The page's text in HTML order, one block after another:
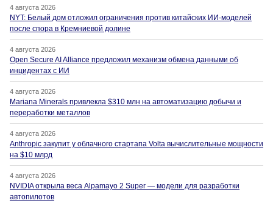
4 августа 2026
NYT: Белый дом отложил ограничения против китайских ИИ-моделей
после спора в Кремниевой долине
4 августа 2026
Open Secure AI Alliance предложил механизм обмена данными об
инцидентах с ИИ
4 августа 2026
Mariana Minerals привлекла $310 млн на автоматизацию добычи и
переработки металлов
4 августа 2026
Anthropic закупит у облачного стартапа Volta вычислительные мощности
на $10 млрд
4 августа 2026
NVIDIA открыла веса Alpamayo 2 Super — модели для разработки
автопилотов